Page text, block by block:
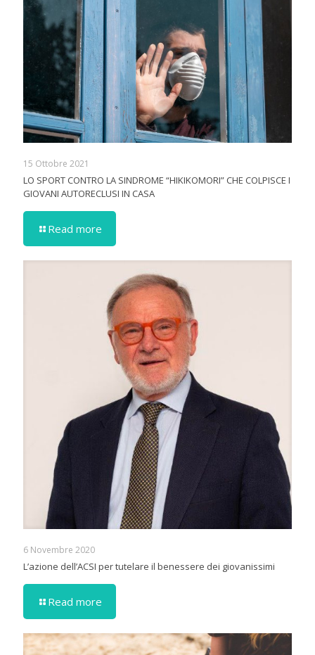
15 Ottobre 2021
LO SPORT CONTRO LA SINDROME “HIKIKOMORI” CHE COLPISCE I
GIOVANI AUTORECLUSI IN CASA
Read more
6 Novembre 2020
L’azione dell’ACSI per tutelare il benessere dei giovanissimi
Read more